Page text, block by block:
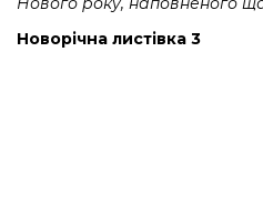
Новорічна листівка 3